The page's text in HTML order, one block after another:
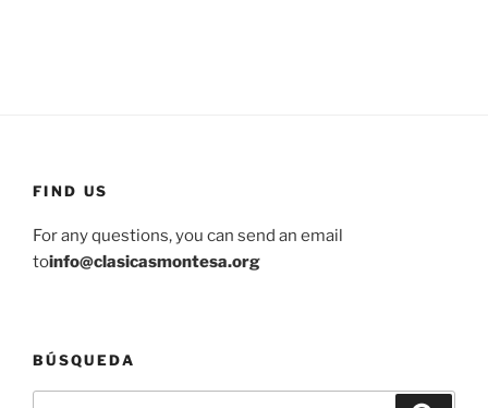
FIND US
For any questions, you can send an email
toinfo@clasicasmontesa.org
BÚSQUEDA